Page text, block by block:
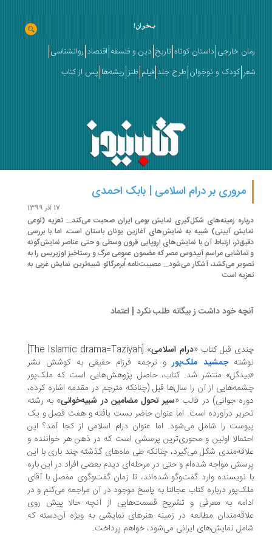
خارجی داستان کوتاه تاریخ دین و فلسفه اقتصاد روانشناسی
کودک و نوجوان طرح جلد فیلم طنز ریشه‌ها پس از کتاب
مروری بر درام اسلامی | بابک احمدی
زمینه‌های شکل‌گیری نمایش بومی ایران صحبت می‌کند... تعزیه (نوعی
آیینی) شبیه به نمایش‌های آغازین یونان باستان است، اما با بررسی
ارتباط آن با نمایش‌های اروپایی قرون وسطی و حتی عناصر نمایش‌گونه
مراسم آبیدوس مصر که مضمون عمومی مرگ و رستاخیز اوزیریس را به
می‌کشد، آشکار می‌شود... مصیبت‌نامه اُبرمرگائو شبیه‌ترین نمایش غربی به
است
خود داشت ز بیگانه طلب نکرد | اعتماد
قبل کتاب « درام اسلامی
» [The Islamic drama=Taziyah]
جمشید ملک‌پورو ترجمه فرزام حقیقی به کوشش نشر
منتشر شد. کتاب، حاصل پژوهش‌هایی است که ملک‌پور
از آن را سال‌ها قبل (چنانکه مترجم در مقدمه اشاره کرده،
جوانی) در قالب « سیر تحول مضامین در شبیه‌خوانی» به رشته
درآورده است. اما عنوان حاضر بست یافته و هفت فصل و یک
را شامل می‌شود. اما عنوان درام اسلامی از کجا آمد؟ این
اولین و محوری‌ترین پرسشی است که در ذهن هر خواننده‌ و
شکل می‌گیرد، چنانکه طی ماه‌های گذشته چند باری با این
مواجه شده‌ام و حتی در مرحله‌ای دیدم بعضی افراد در این باره
نویسنده وارد گفت‌وگو شده‌اند، تا زمان گفت‌وگوی مفصل با آقای
درباره کتاب عجالتا به پاسخ موجود در آن مراجعه می‌کنم و در
به معرفی و تشریح قسمت‌هایی از آنچه حالا پیش روی
مطالعه در زمینه هنرهای نمایشی به ویژه آن‌دسته که
نمایش‌های ایرانی می‌شود، خواهم پرداخت.